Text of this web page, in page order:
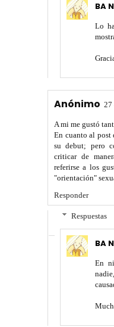
BA
Lo
Anónimo 27
A mi me gustó
En cuanto al post
su debut; pero
criticar de
referirse a los
"orientación"
Responder
Respuestas
BA
En